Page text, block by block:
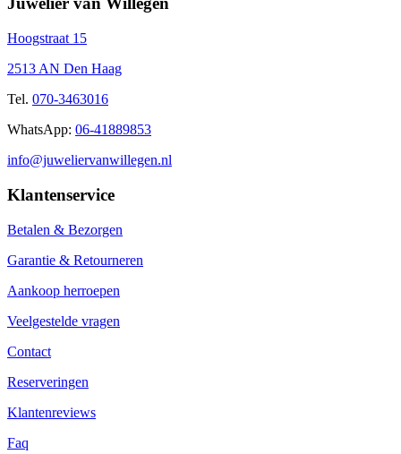
Hoogstraat 15
2513 AN Den Haag
Tel. 070-3463016
WhatsApp: 06-41889853
info@juweliervanwillegen.nl
Klantenservice
Betalen & Bezorgen
Garantie & Retourneren
Aankoop herroepen
Veelgestelde vragen
Contact
Reserveringen
Klantenreviews
Faq